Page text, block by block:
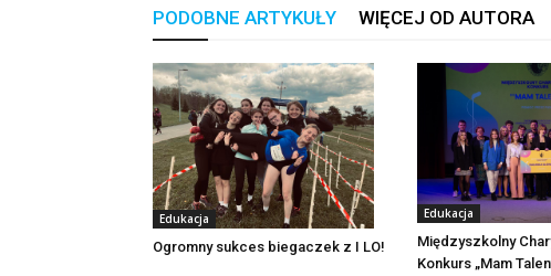
PODOBNE ARTYKUŁY WIĘCEJ OD AUTORA
Edukacja
Ogromny sukces biegaczek z I LO!
Edukacja
Międzyszkolny
Konkurs „Mam